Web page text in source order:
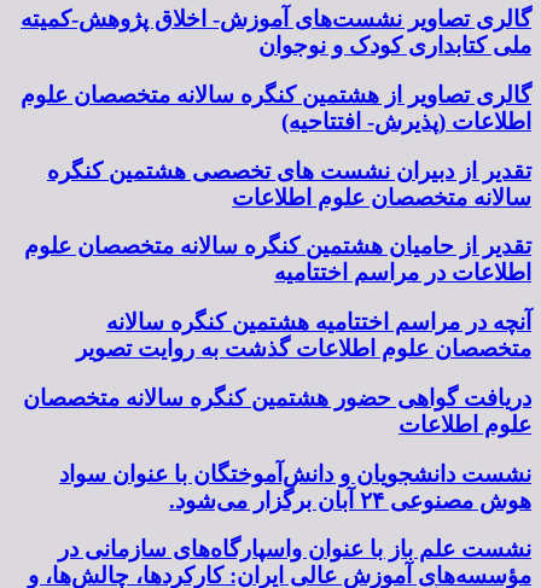
گالری تصاویر نشست‌های آموزش- اخلاق پژوهش-کمیته
ملی کتابداری کودک و نوجوان
گالری تصاویر از هشتمین کنگره سالانه متخصصان علوم
اطلاعات (پذیرش- افتتاحیه)
تقدیر از دبیران نشست های تخصصی هشتمین کنگره
سالانه متخصصان علوم اطلاعات
تقدیر از حامیان هشتمین کنگره سالانه متخصصان علوم
اطلاعات در مراسم اختتامیه
آنچه در مراسم اختتامیه هشتمین کنگره سالانه
متخصصان علوم اطلاعات گذشت به روایت تصویر
دریافت گواهی حضور هشتمین کنگره سالانه متخصصان
علوم اطلاعات
نشست دانشجویان و دانش‌آموختگان با عنوان سواد
هوش مصنوعی ۲۴ آبان برگزار می‌شود.
نشست علم باز با عنوان واسپارگاه‌های سازمانی در
مؤسسه‌های آموزش عالی ایران: کارکردها، چالش‌ها، و